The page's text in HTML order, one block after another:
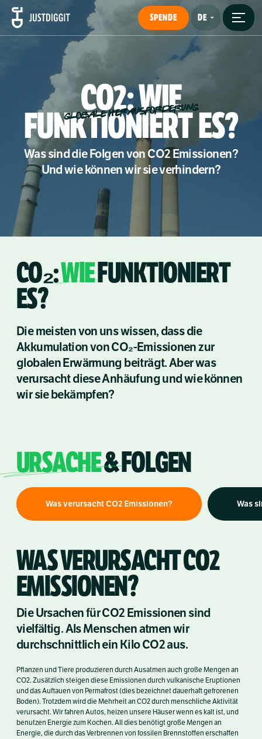
SPENDE
CO2:WIE
FUNKTIONIERTES?
GLOBALE HERAUSFORDERUNG
Was sind die Folgen von CO2 Emissionen?
Und wie können wir sie verhindern?
CO₂:WIEFUNKTIONIERT
ES?
Die meisten von uns wissen, dass die
Akkumulation von CO₂-Emissionen zur
globalen Erwärmung beiträgt. Aber was
verursacht diese Anhäufung und wie können
wir sie bekämpfen?
URSACHE& FOLGEN
Was verursacht CO2 Emissionen? Was
WAS VERURSACHT CO2
EMISSIONEN?
Die Ursachen für CO2 Emissionen sind
vielfältig. Als Menschen atmen wir
durchschnittlich ein Kilo CO2aus.
Pflanzen und Tiere produzieren durch Ausatmen auch große Mengen an
CO2. Zusätzlich steigen diese Emissionen durch vulkanische Eruptionen
und das Auftauen von Permafrost (dies bezeichnet dauerhaft gefrorenen
Boden). Trotzdem wird die Mehrheit an CO2 durch menschliche Aktivität
verursacht. Wir fahren Autos, heizen unsere Häuser wenn es kalt ist, und
benutzen Energie zum Kochen. All dies benötigt große Mengen an
Energie, die durch das Verbrennen von fossilen Brennstoffen erschaffen